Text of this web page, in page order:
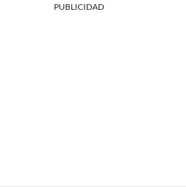
PUBLICIDAD